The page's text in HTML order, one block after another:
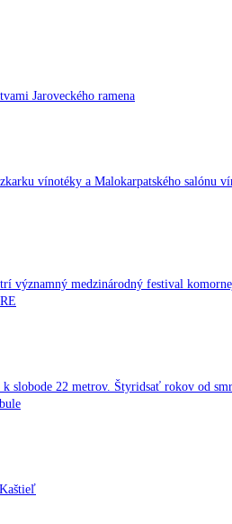
Jaroveckého ramena
vínotéky a Malokarpatského salónu
významný medzinárodný festival
slobode 22 metrov. Štyridsať rokov od